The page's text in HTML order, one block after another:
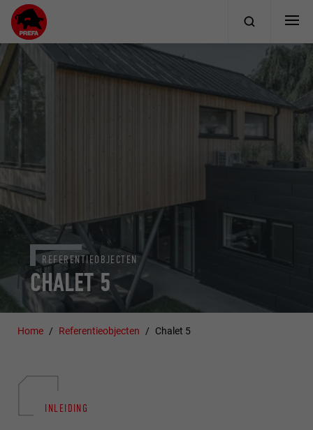
CHALET 5
REFERENTIEOBJECTEN
Home Referentieobjecten Chalet 5
INLEIDING